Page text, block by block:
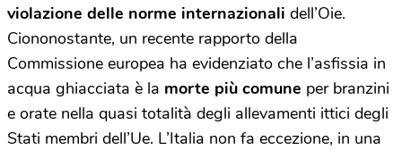
violazione delle norme internazionali dell’Oie.
Ciononostante, un recente rapporto della
Commissione europea ha evidenziato che l’asfissia in
acqua ghiacciata è la morte più comune per branzini
e orate nella quasi totalità degli allevamenti ittici degli
Stati membri dell’Ue. L’Italia non fa eccezione, in una